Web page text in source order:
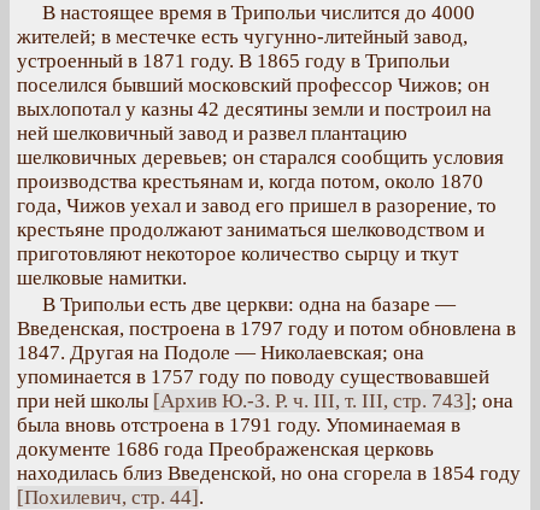
В настоящее время в Трипольи числится до 4000
жителей; в местечке есть чугунно-литейный завод,
устроенный в 1871 году. В 1865 году в Трипольи
поселился бывший московский профессор Чижов; он
выхлопотал у казны 42 десятины земли и построил на
ней шелковичный завод и развел плантацию
шелковичных деревьев; он старался сообщить условия
производства крестьянам и, когда потом, около 1870
года, Чижов уехал и завод его пришел в разорение, то
крестьяне продолжают заниматься шелководством и
приготовляют некоторое количество сырцу и ткут
шелковые намитки.
В Трипольи есть две церкви: одна на базаре —
Введенская, построена в 1797 году и потом обновлена в
1847. Другая на Подоле — Николаевская; она
упоминается в 1757 году по поводу существовавшей
при ней школы [Архив Ю.-З. Р. ч. III, т. III, стр. 743]; она
была вновь отстроена в 1791 году. Упоминаемая в
документе 1686 года Преображенская церковь
находилась близ Введенской, но она сгорела в 1854 году
[Похилевич, стр. 44].